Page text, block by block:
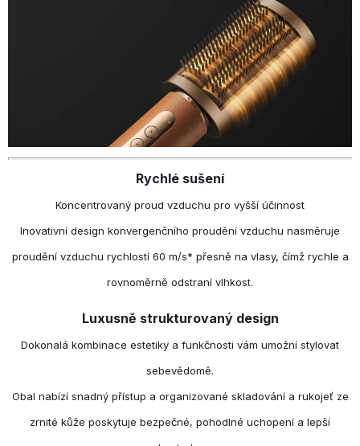
Rychlé sušení
Koncentrovaný proud vzduchu pro vyšší účinnost
Inovativní design konvergenčního proudění vzduchu nasměruje
proudění vzduchu rychlostí 60 m/s* přesně na vlasy, čímž rychle a
rovnoměrně odstraní vlhkost.
Luxusně strukturovaný design
Dokonalá kombinace estetiky a funkčnosti vám umožní stylovat
sebevědomě.
Obal nabízí snadný přístup a organizované skladování a rukojeť ze
zrnité kůže poskytuje bezpečné, pohodlné uchopení a lepší